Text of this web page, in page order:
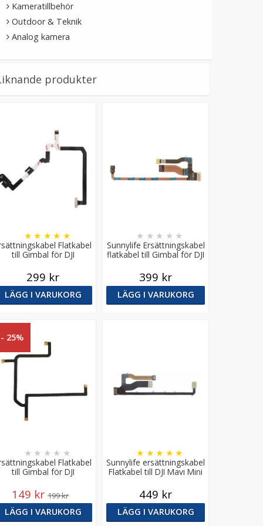
Kameratillbehör
Outdoor & Teknik
Analog kamera
produkter
Flatkabel
till Gimbal för DJI
★ ★ ★ ★ ★
299 kr
LÄGG I VARUKORG
Sunnylife Ersättningskabel
flatkabel till Gimbal för DJI
★ ★ ★ ★ ★
399 kr
LÄGG I VARUKORG
- 25%
Flatkabel
till Gimbal för DJI
★ ★ ★ ★ ★
149 kr 199 kr
LÄGG I VARUKORG
Sunnylife ersättningskabel
Flatkabel till DJI Mavi Mini
★ ★ ★ ★ ★
449 kr
LÄGG I VARUKORG